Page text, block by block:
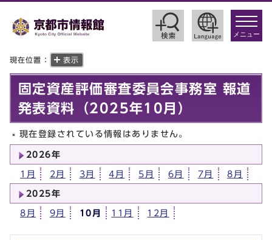
toggle
メニュー
現在位置： 表示
固定資産評価審査委員会事務室 報道
発表資料（2025年10月）
現在登録されている情報はありません。
2026年
1月 2月 3月 4月 5月 6月 7月 8月
2025年
8月 9月 10月 11月 12月